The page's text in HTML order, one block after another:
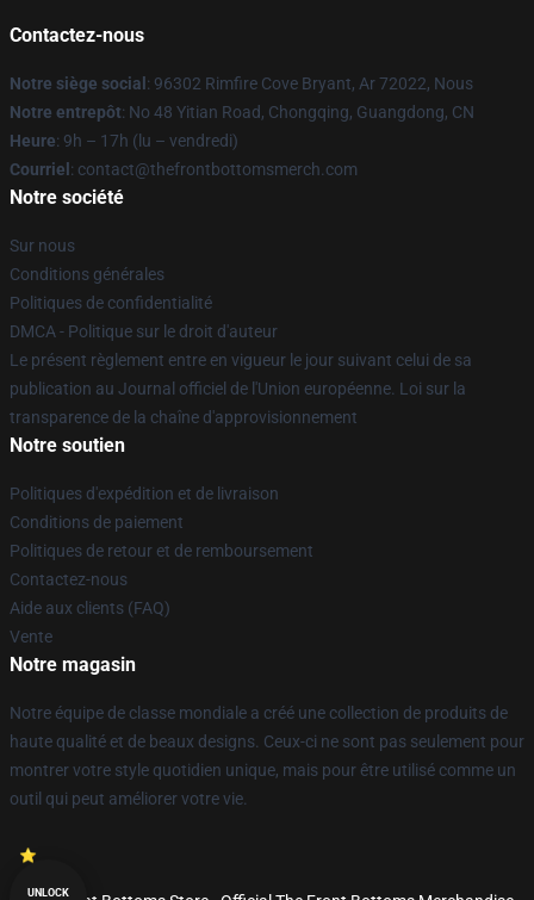
Contactez-nous
Notre siège social : 96302 Rimfire Cove Bryant, Ar 72022, Nous
Notre entrepôt: No 48 Yitian Road, Chongqing, Guangdong, CN
Heure: 9h – 17h (lu – vendredi)
Courriel : contact@thefrontbottomsmerch.com
Notre société
Sur nous
Conditions générales
Politiques de confidentialité
DMCA - Politique sur le droit d'auteur
Le présent règlement entre en vigueur le jour suivant celui de sa
publication au Journal officiel de l'Union européenne. Loi sur la
transparence de la chaîne d'approvisionnement
Notre soutien
Politiques d'expédition et de livraison
Conditions de paiement
Politiques de retour et de remboursement
Contactez-nous
Aide aux clients (FAQ)
Vente
Notre magasin
Notre équipe de classe mondiale a créé une collection de produits de
haute qualité et de beaux designs. Ceux-ci ne sont pas seulement pour
montrer votre style quotidien unique, mais pour être utilisé comme un
outil qui peut améliorer votre vie.
UNLOCK